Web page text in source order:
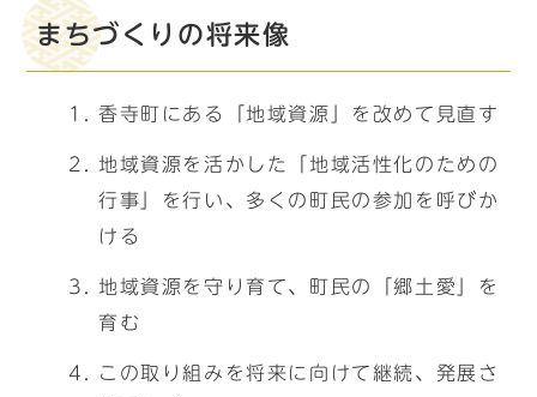
まちづくりの将来像
香寺町にある「地域資源」を改めて見直す
地域資源を活かした「地域活性化のための
行事」を行い、多くの町民の参加を呼びか
ける
地域資源を守り育て、町民の「郷土愛」を
育む
この取り組みを将来に向けて継続、発展さ